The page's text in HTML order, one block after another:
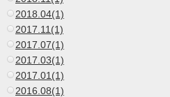
2018.04(1)
2017.11(1)
2017.07(1)
2017.03(1)
2017.01(1)
2016.08(1)